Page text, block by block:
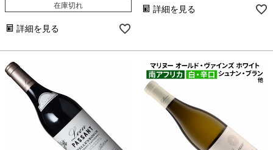
在庫切れ
詳細を見る
詳細を見る